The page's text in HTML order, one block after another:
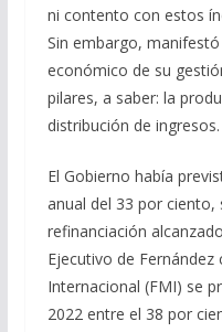
ni contento con estos
Sin embargo,
económico de su
pilares, a saber: la
distribución de ingresos.
El Gobierno había
anual del 33 por
refinanciación
Ejecutivo de
Internacional (FMI) se
2022 entre el 38 por